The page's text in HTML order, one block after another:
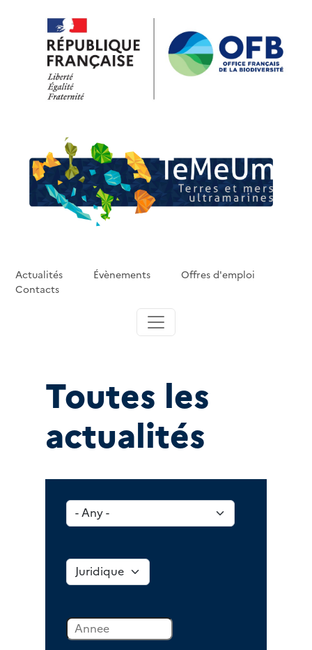
Actualités Évènements
Offres d'emploi
Contacts
Toutes les
actualités